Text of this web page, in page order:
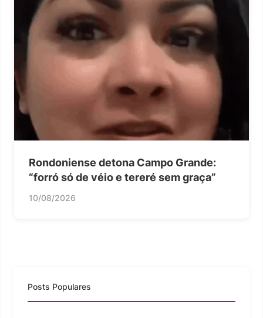
Rondoniense detona Campo Grande:
“forró só de véio e tereré sem graça”
10/08/2026
Posts Populares